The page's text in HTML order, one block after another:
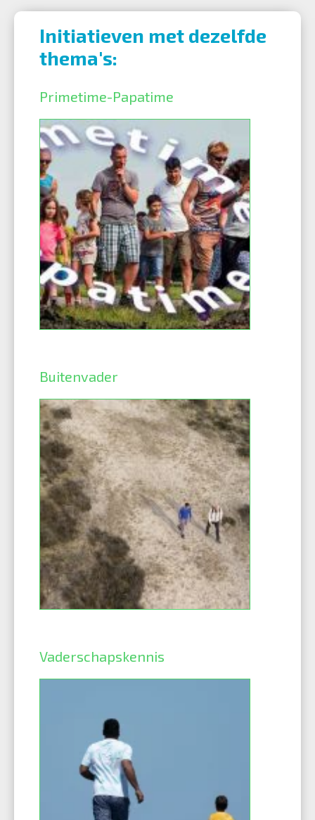
Initiatieven met dezelfde
thema's:
Primetime-Papatime
Buitenvader
Vaderschapskennis